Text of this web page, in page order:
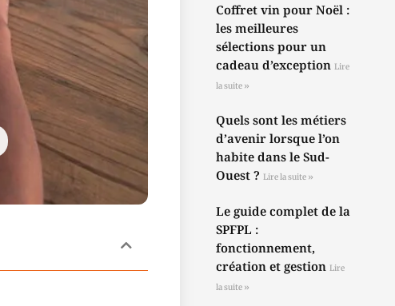
Coffret vin pour Noël :
les meilleures
sélections pour un
cadeau d’exceptionLire
la suite »
Quels sont les métiers
d’avenir lorsque l’on
habite dans le Sud-
Ouest ?Lire la suite »
Le guide complet de la
SPFPL :
fonctionnement,
création et gestionLire
la suite »